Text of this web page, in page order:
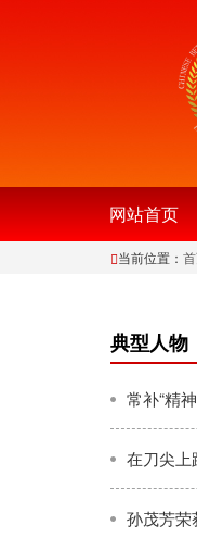
网站首页
当前位置：
典型人物
孙茂芳荣